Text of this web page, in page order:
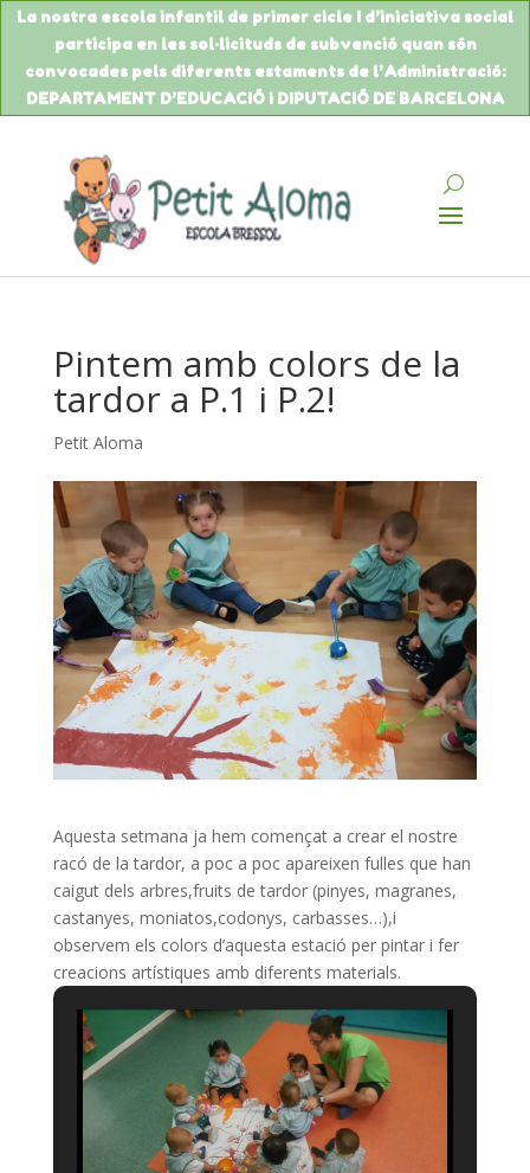
La nostra escola infantil de primer cicle I d’iniciativa social
participa en les sol·licituds de subvencióquan són
convocades pels diferents estaments de l’Administració:
DEPARTAMENT D’EDUCACIÓi DIPUTACIÓ DE BARCELONA
Pintem amb colors de la
tardor a P.1 i P.2!
Petit Aloma
Aquesta setmana ja hem començat a crear el nostre
racó de la tardor, a poc a poc apareixen fulles que han
caigut dels arbres,fruits de tardor (pinyes, magranes,
castanyes, moniatos,codonys, carbasses…),i
observem els colors d’aquesta estació per pintar i fer
creacions artístiques amb diferents materials.